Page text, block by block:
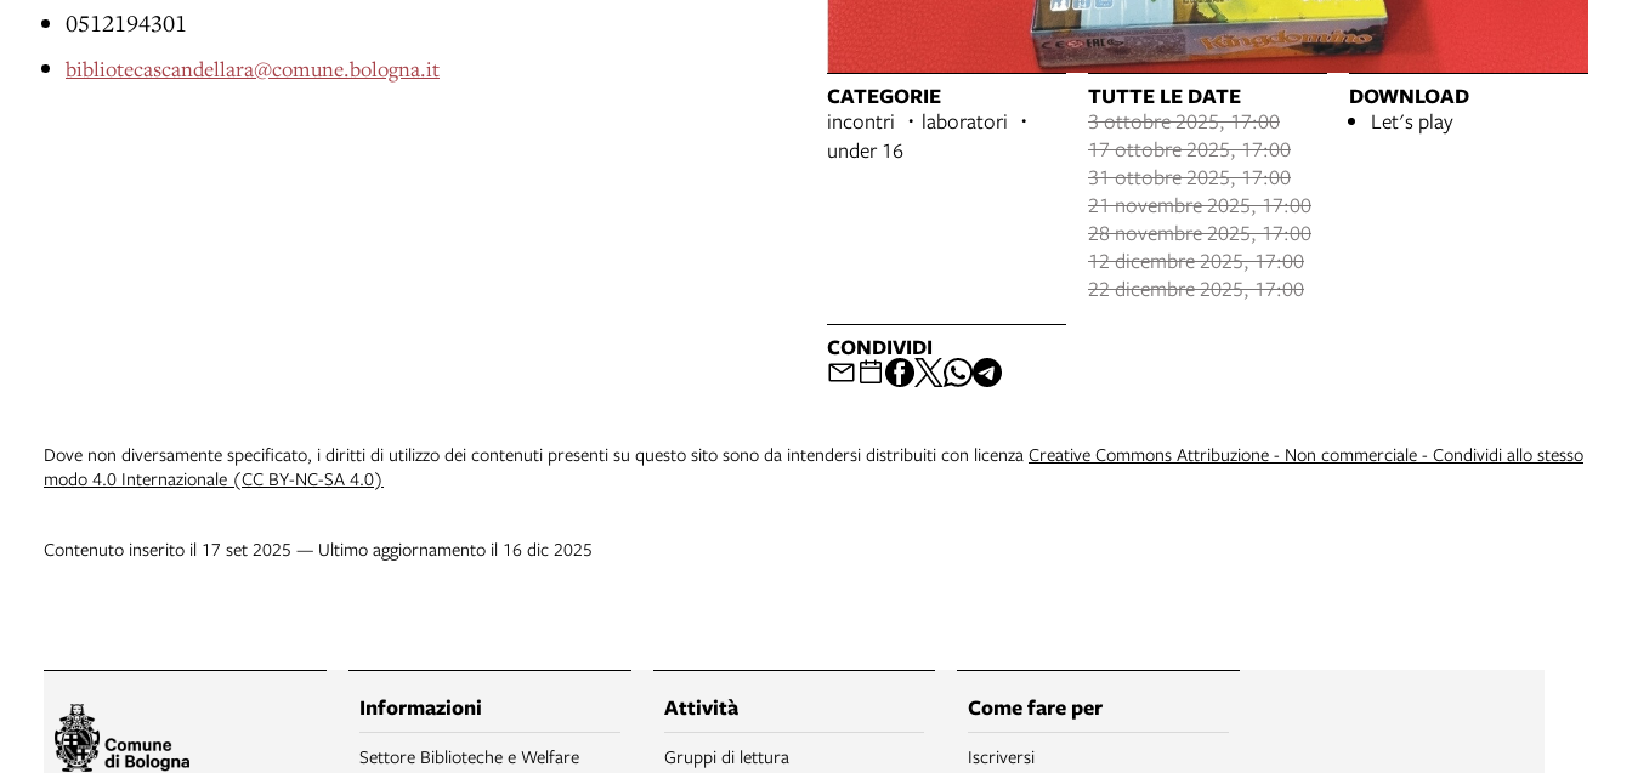
0512194301
bibliotecascandellara@comune.bologna.it
CATEGORIE
incontri
laboratori
under 16
TUTTE LE DATE
3 ottobre 2025, 17:00
17 ottobre 2025, 17:00
31 ottobre 2025, 17:00
21 novembre 2025, 17:00
28 novembre 2025, 17:00
12 dicembre 2025, 17:00
22 dicembre 2025, 17:00
DOWNLOAD
Let's play
CONDIVIDI
Dove non diversamente specificato, i diritti di utilizzo dei contenuti presenti su questo sito sono da intendersi distribuiti con licenza Creative Commons Attribuzione - Non commerciale - Condividi allo stesso
modo 4.0 Internazionale (CC BY-NC-SA 4.0)
Contenuto inserito il 17 set 2025 — Ultimo aggiornamento il 16 dic 2025
Informazioni
Settore Biblioteche e Welfare
Attività
Gruppi di lettura
Come fare per
Iscriversi